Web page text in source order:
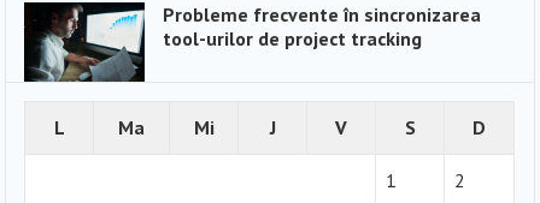
Probleme frecvente în sincronizarea
tool-urilor de project tracking
L Ma Mi J V S D
1 2